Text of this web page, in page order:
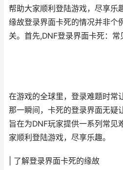
帮助大家顺利登陆游戏，尽享乐
缘故登录界面卡死的情况并非个
关。首先,DNF登录界面卡死：
在游戏的全球里，登录难题时常
那一瞬间，卡死的登录界面无疑
旨在为DNF玩家提供一系列常见
家顺利登陆游戏，尽享乐趣。
| 了解登录界面卡死的缘故